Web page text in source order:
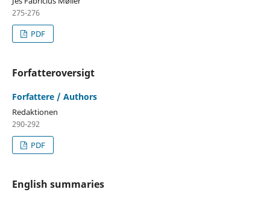
275-276
PDF
Forfatteroversigt
Forfattere / Authors
Redaktionen
290-292
PDF
English summaries